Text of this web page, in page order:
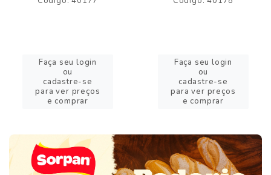
Faça seu login
ou
cadastre-se
para ver preços
e comprar
Faça seu login
ou
cadastre-se
para ver preços
e comprar